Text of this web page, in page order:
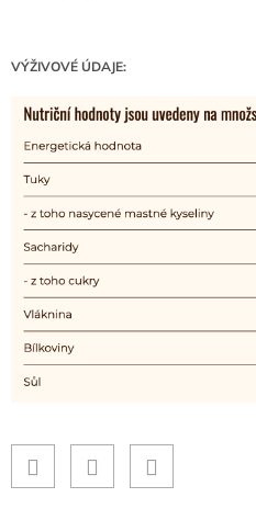
VÝŽIVOVÉ ÚDAJE: